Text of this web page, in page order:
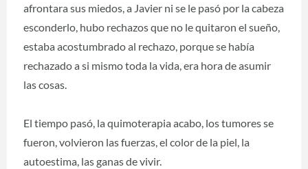
afrontara sus miedos, a Javier ni se le pasó por la cabeza
esconderlo, hubo rechazos que no le quitaron el sueño,
estaba acostumbrado al rechazo, porque se había
rechazado a si mismo toda la vida, era hora de asumir
las cosas.
El tiempo pasó, la quimoterapia acabo, los tumores se
fueron, volvieron las fuerzas, el color de la piel, la
autoestima, las ganas de vivir.